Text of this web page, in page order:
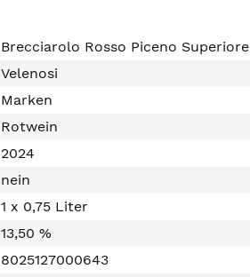
Brecciarolo Rosso Piceno Superiore
Velenosi
Marken
Rotwein
2024
nein
1 x 0,75 Liter
13,50 %
8025127000643